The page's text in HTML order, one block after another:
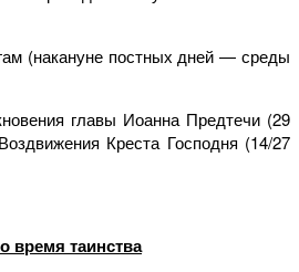
(накануне постных дней — среды
главы Иоанна Предтечи (29
Креста Господня (14/27
время таинства